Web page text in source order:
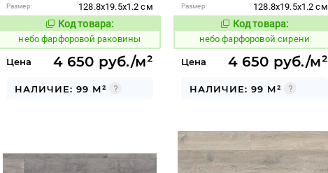
Размер:
128.8x19.5x1.2 см
Код товара:
1123328 Код товара:
небо фарфоровой раковины
Цена 4 650 руб./м²
НАЛИЧИЕ: 99 М²
Размер:
128.8x19.5x1.2 см
Код товара:
1123339 Код товара:
небо фарфоровой сирени
Цена 4 650 руб./м²
НАЛИЧИЕ: 99 М²